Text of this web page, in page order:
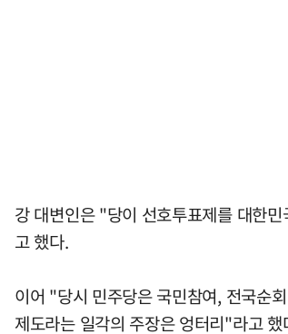
강 대변인은 "당이 선호투표제를 대한
고 했다.
이어 "당시 민주당은 국민참여, 전국순
제도라는 일각의 주장은 엉터리"라고 했